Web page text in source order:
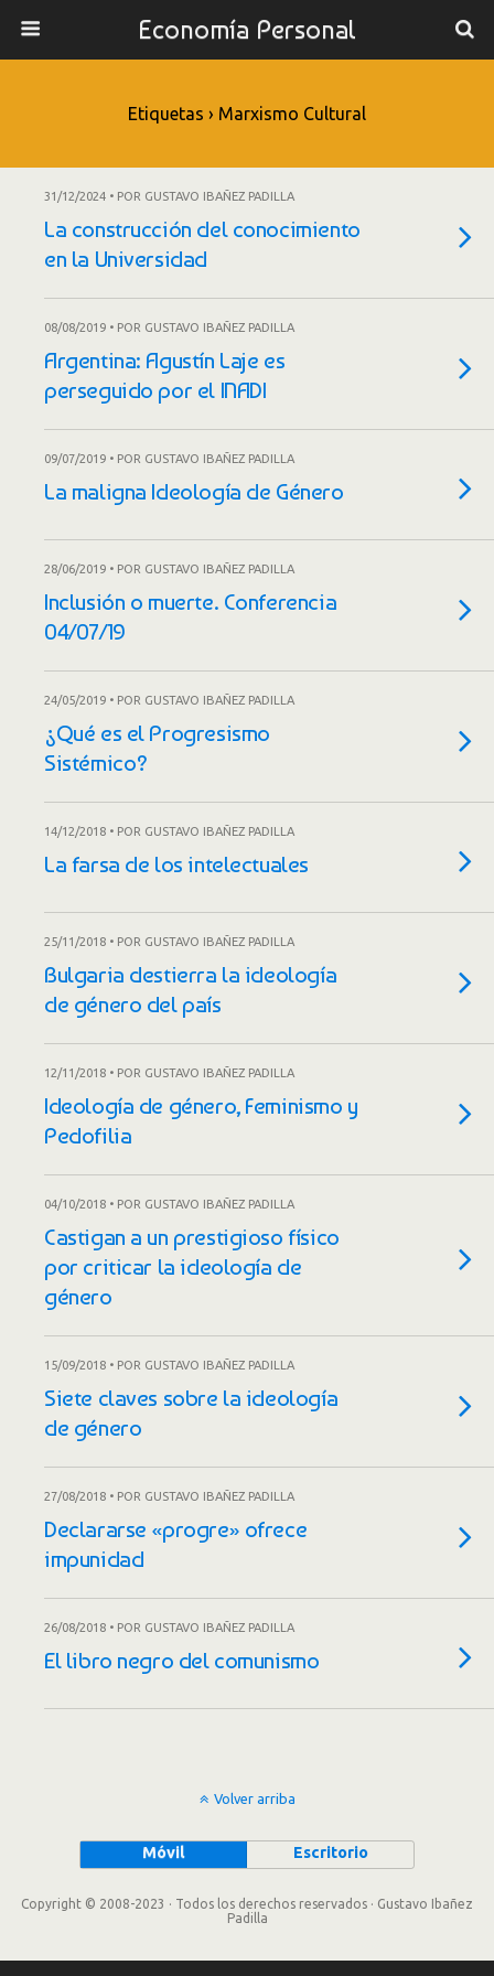
Economía Personal
Etiquetas › Marxismo Cultural
31/12/2024 • POR GUSTAVO IBAÑEZ PADILLA
La construcción del conocimiento
en la Universidad
08/08/2019 • POR GUSTAVO IBAÑEZ PADILLA
Argentina: Agustín Laje es
perseguido por el INADI
09/07/2019 • POR GUSTAVO IBAÑEZ PADILLA
La maligna Ideología de Género
28/06/2019 • POR GUSTAVO IBAÑEZ PADILLA
Inclusión o muerte. Conferencia
04/07/19
24/05/2019 • POR GUSTAVO IBAÑEZ PADILLA
¿Qué es el Progresismo
Sistémico?
14/12/2018 • POR GUSTAVO IBAÑEZ PADILLA
La farsa de los intelectuales
25/11/2018 • POR GUSTAVO IBAÑEZ PADILLA
Bulgaria destierra la ideología
de género del país
12/11/2018 • POR GUSTAVO IBAÑEZ PADILLA
Ideología de género, Feminismo y
Pedofilia
04/10/2018 • POR GUSTAVO IBAÑEZ PADILLA
Castigan a un prestigioso físico
por criticar la ideología de
género
15/09/2018 • POR GUSTAVO IBAÑEZ PADILLA
Siete claves sobre la ideología
de género
27/08/2018 • POR GUSTAVO IBAÑEZ PADILLA
Declararse «progre» ofrece
impunidad
26/08/2018 • POR GUSTAVO IBAÑEZ PADILLA
El libro negro del comunismo
Volver arriba
Móvil Escritorio
Copyright © 2008-2023 · Todos los derechos reservados · Gustavo Ibañez
Padilla